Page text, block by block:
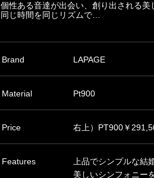
個性ある音達が出会い、創り出される美
同じ時間を同じリズムで…
Brand LAPAGE
Material Pt900
Price 右上）PT900￥
Features
上品でシンプルな結
美しいシンフォニー